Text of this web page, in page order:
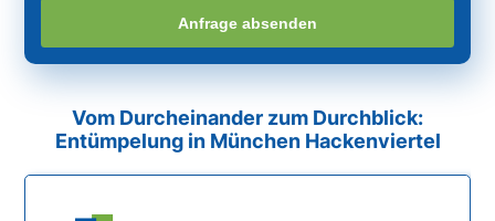
Anfrage absenden
Vom Durcheinander zum Durchblick:
Entümpelung in München Hackenviertel